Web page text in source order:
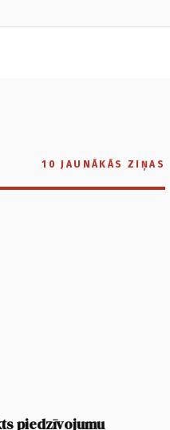
10 JAUNĀKĀS ZIŅAS
piedzīvojumu